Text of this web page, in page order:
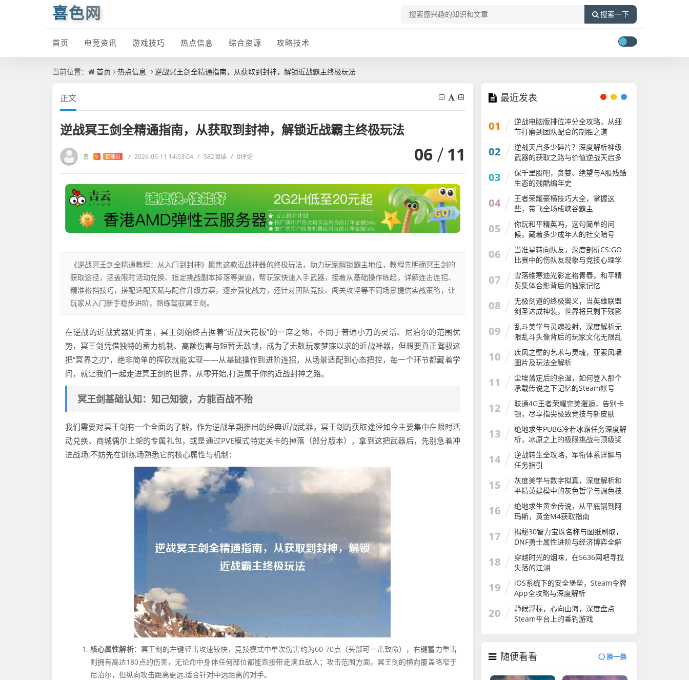
喜色网 搜索一下
首页 电竞资讯 游戏技巧 热点信息 综合资源 攻略技术
当前位置： 首页 热点信息 逆战冥王剑全精通指南，从获取到封神，解锁近战霸主终极玩法
正文
逆战冥王剑全精通指南，从获取到封神，解锁近战霸主终极玩法
喜 V 管理员 / 2026-06-11 14:03:04 / 582阅读 / 0评论 06 11
《逆战冥王剑全精通教程：从入门到封神》聚焦这款近战神器的终极玩法，助力玩家解锁霸主地位，教程先明确冥王剑的
获取途径，涵盖限时活动兑换、指定挑战副本掉落等渠道，帮玩家快速入手武器，接着从基础操作练起，详解连击连招、
精准格挡技巧，搭配适配天赋与配件升级方案，逐步强化战力，还针对团队竞技、闯关攻坚等不同场景提供实战策略，让
玩家从入门新手稳步进阶，熟练驾驭冥王剑。
在逆战的近战武器矩阵里，冥王剑始终占据着“近战天花板”的一席之地，不同于普通小刀的灵活、尼泊尔的范围优
势，冥王剑凭借独特的蓄力机制、高额伤害与短暂无敌帧，成为了无数玩家梦寐以求的近战神器，但想要真正驾驭这
把“冥界之刃”，绝非简单的挥砍就能实现——从基础操作到进阶连招，从场景适配到心态把控，每一个环节都藏着学
问，就让我们一起走进冥王剑的世界，从零开始,打造属于你的近战封神之路。
冥王剑基础认知：知己知彼，方能百战不殆
我们需要对冥王剑有一个全面的了解，作为逆战早期推出的经典近战武器，冥王剑的获取途径如今主要集中在限时活
动兑换、商城偶尔上架的专属礼包，或是通过PVE模式特定关卡的掉落（部分版本），拿到这把武器后，先别急着冲
进战场,不妨先在训练场熟悉它的核心属性与机制：
核心属性解析：冥王剑的左键轻击攻速较快，竞技模式中单次伤害约为60-70点（头部可一击致命），右键蓄力重击
则拥有高达180点的伤害，无论命中身体任何部位都能直接带走满血敌人；攻击范围方面，冥王剑的横向覆盖略窄于
尼泊尔，但纵向攻击距离更远,适合针对中远距离的对手。
最近发表
01
逆战电脑版排位冲分全攻略，从细
节打磨到团队配合的制胜之道
02
逆战天启多少碎片？深度解析神级
武器的获取之路与价值逆战天启多
少碎片可以出
03
保千里股吧，贪婪、绝望与A股残酷
生态的残酷编年史
04
王者荣耀豪横技巧大全，掌握这
些，带飞全场成峡谷霸主
05
你玩和平精英吗，这句简单的问
候，藏着多少成年人的社交暗号
06
当准星转向队友，深度剖析CS:GO
比赛中的伤队友现象与竞技心理学
csgo伤害队友被踢还能进吗
07
雪落维寒迪光影定格青春，和平精
英集体合影背后的独家记忆
08
无极剑道的终极奥义，当英雄联盟
剑圣达成神装，世界将只剩下残影
英雄联盟剑圣神装怎么获得
09
乱斗美学与灵魂投射，深度解析无
限乱斗头像背后的玩家文化无限乱
斗头像怎么换
10
疾风之壁的艺术与灵魂，亚索风墙
图片及玩法全解析
11
尘埃落定后的余温，如何登入那个
承载传说之下记忆的Steam帐号
12
联通4G王者荣耀完美邂逅，告别卡
顿，尽享指尖极致竞技与新皮肤
13
绝地求生PUBG冷若冰霜任务深度解
析，冰原之上的极限挑战与顶级奖
励获取指南冷若冰霜模组介绍
14
逆战转生全攻略，军衔体系详解与
任务指引
15
灰度美学与数字拟真，深度解析和
平精英建模中的灰色哲学与调色技
巧
16
绝地求生黄金传说，从平底锅到阿
玛斯，黄金M4获取指南
17
揭秘30智力宝珠名称与图纸刷取，
DNF勇士属性进阶与经济博弈全解
析
18
穿越时光的烟味，在5636网吧寻找
失落的江湖
19
iOS系统下的安全堡垒，Steam令牌
App全攻略与深度解析
20
静候浮标，心向山海，深度盘点
Steam平台上的垂钓游戏
随便看看 换一换